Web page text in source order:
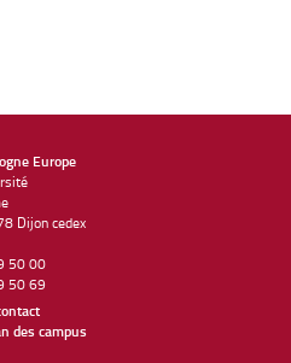
Europe
Dijon cedex
50 00
50 69
des campus